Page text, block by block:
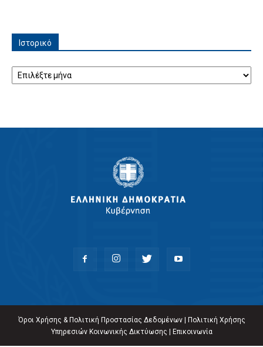
Ιστορικό
Όροι Χρήσης & Πολιτική Προστασίας Δεδομένων|
Πολιτική Χρήσης
Υπηρεσιών Κοινωνικής Δικτύωσης
Επικοινωνία